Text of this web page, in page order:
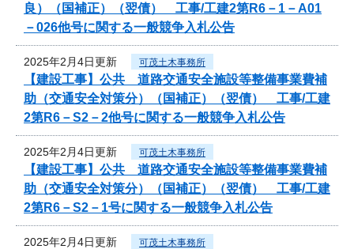
良）（国補正）（翌債） 工事/工建2第R6－1－A01
－026他号に関する一般競争入札公告
2025年2月4日更新 可茂土木事務所
【建設工事】公共 道路交通安全施設等整備事業費補
助（交通安全対策分）（国補正）（翌債） 工事/工建
2第R6－S2－2他号に関する一般競争入札公告
2025年2月4日更新 可茂土木事務所
【建設工事】公共 道路交通安全施設等整備事業費補
助（交通安全対策分）（国補正）（翌債） 工事/工建
2第R6－S2－1号に関する一般競争入札公告
2025年2月4日更新 可茂土木事務所